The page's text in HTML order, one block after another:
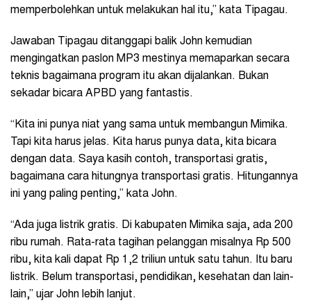
memperbolehkan untuk melakukan hal itu,” kata Tipagau.
Jawaban Tipagau ditanggapi balik John kemudian
mengingatkan paslon MP3 mestinya memaparkan secara
teknis bagaimana program itu akan dijalankan. Bukan
sekadar bicara APBD yang fantastis.
“Kita ini punya niat yang sama untuk membangun Mimika.
Tapi kita harus jelas. Kita harus punya data, kita bicara
dengan data. Saya kasih contoh, transportasi gratis,
bagaimana cara hitungnya transportasi gratis. Hitungannya
ini yang paling penting,” kata John.
“Ada juga listrik gratis. Di kabupaten Mimika saja, ada 200
ribu rumah. Rata-rata tagihan pelanggan misalnya Rp 500
ribu, kita kali dapat Rp 1,2 triliun untuk satu tahun. Itu baru
listrik. Belum transportasi, pendidikan, kesehatan dan lain-
lain,” ujar John lebih lanjut.